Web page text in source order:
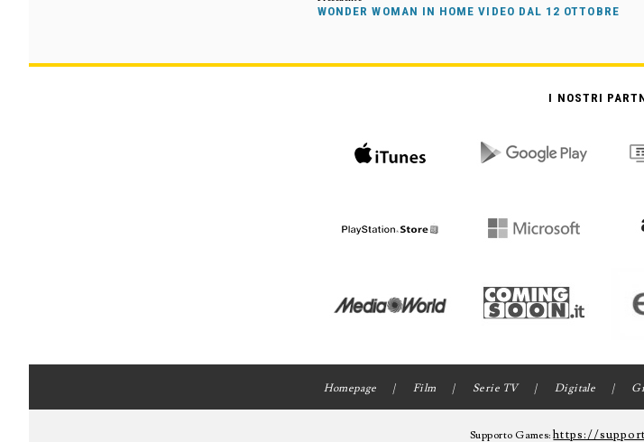
WONDER WOMAN IN HOME VIDEO DAL 12 OTTOBRE
I NOSTRI
Homepage Film Serie TV Digitale
Supporto Games:https://